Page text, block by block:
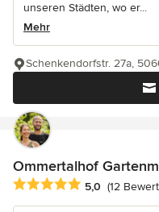
unseren Städten, wo er...
Mehr
Schenkendorfstr. 27a,
Ommertalhof
Durchschnittliche
5,0 (12